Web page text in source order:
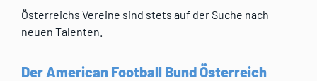
Österreichs Vereine sind stets auf der Suche nach
neuen Talenten.
Der American Football Bund Österreich